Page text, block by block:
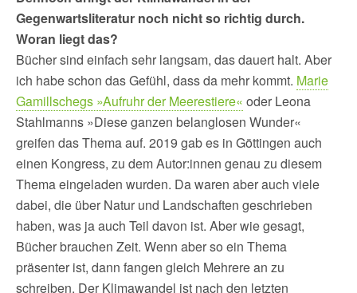
Gegenwartsliteratur noch nicht so richtig durch.
Woran liegt das?
Bücher sind einfach sehr langsam, das dauert halt. Aber
ich habe schon das Gefühl, dass da mehr kommt. Marie
Gamillschegs »Aufruhr der Meerestiere« oder Leona
Stahlmanns »Diese ganzen belanglosen Wunder«
greifen das Thema auf. 2019 gab es in Göttingen auch
einen Kongress, zu dem Autor:innen genau zu diesem
Thema eingeladen wurden. Da waren aber auch viele
dabei, die über Natur und Landschaften geschrieben
haben, was ja auch Teil davon ist. Aber wie gesagt,
Bücher brauchen Zeit. Wenn aber so ein Thema
präsenter ist, dann fangen gleich Mehrere an zu
schreiben. Der Klimawandel ist nach den letzten